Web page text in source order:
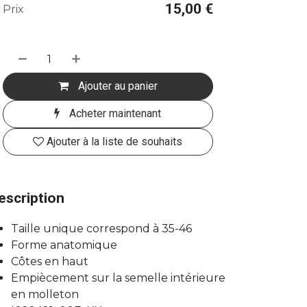
Ajouter au panier
Acheter maintenant
Ajouter à la liste de souhaits
Prix 15,00 €
Taille unique correspond à 35-46
Forme anatomique
Côtes en haut
Empiècement sur la semelle intérieure
en molleton